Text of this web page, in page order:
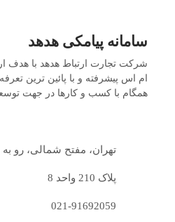
سامانه پیامکی هدهد
شرکت تجارت ارتباط هدهد با هدف
ام اس پیشرفته و با پائین ترین
همگام با کسب و کارها در جهت
تهران، مفتح شمالی، رو به
پلاک 210 واحد 8
021-91692059